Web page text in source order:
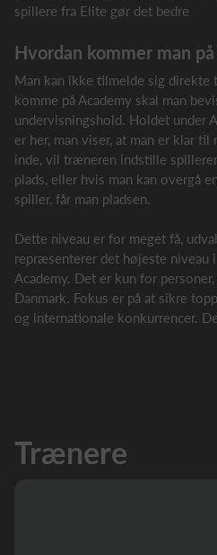
spillere fra Elite gør det bedre
Hvordan kommer man
Man kan ikke tilmelde sig direkte
komme på Academy skal man
undervisningshold. Holdet under
er her, man viser, at man er klar
inde, vil træneren indstille
plads, eller hvis man kan overgå
spiller, får man pladsen.
Dette niveau er for meget få,
repræsenterer det højeste niveau
Academy. Det er kun for
Danmark. Fokus er på at sikre
og internationale konkurrencer.
Trænere